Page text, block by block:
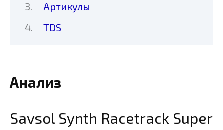
Артикулы
TDS
Анализ
Savsol Synth Racetrack Super